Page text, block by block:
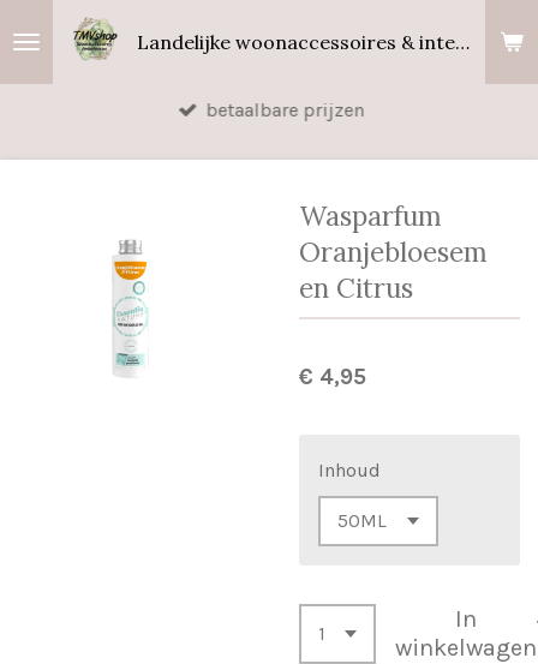
hoofdinhoud
Landelijke woonaccessoires & interieurgeuren
betaalbare prijzen
Wasparfum
Oranjebloesem
en Citrus
€ 4,95
Inhoud
In
winkelwagen